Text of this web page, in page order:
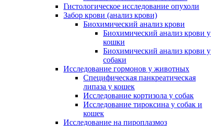
Гистологическое исследование опухоли
Забор крови (анализ крови)
Биохимический анализ крови
Биохимический анализ крови у
кошки
Биохимический анализ крови у
собаки
Исследование гормонов у животных
Специфическая панкреатическая
липаза у кошек
Исследование кортизола у собак
Исследование тироксина у собак и
кошек
Исследование на пироплазмоз